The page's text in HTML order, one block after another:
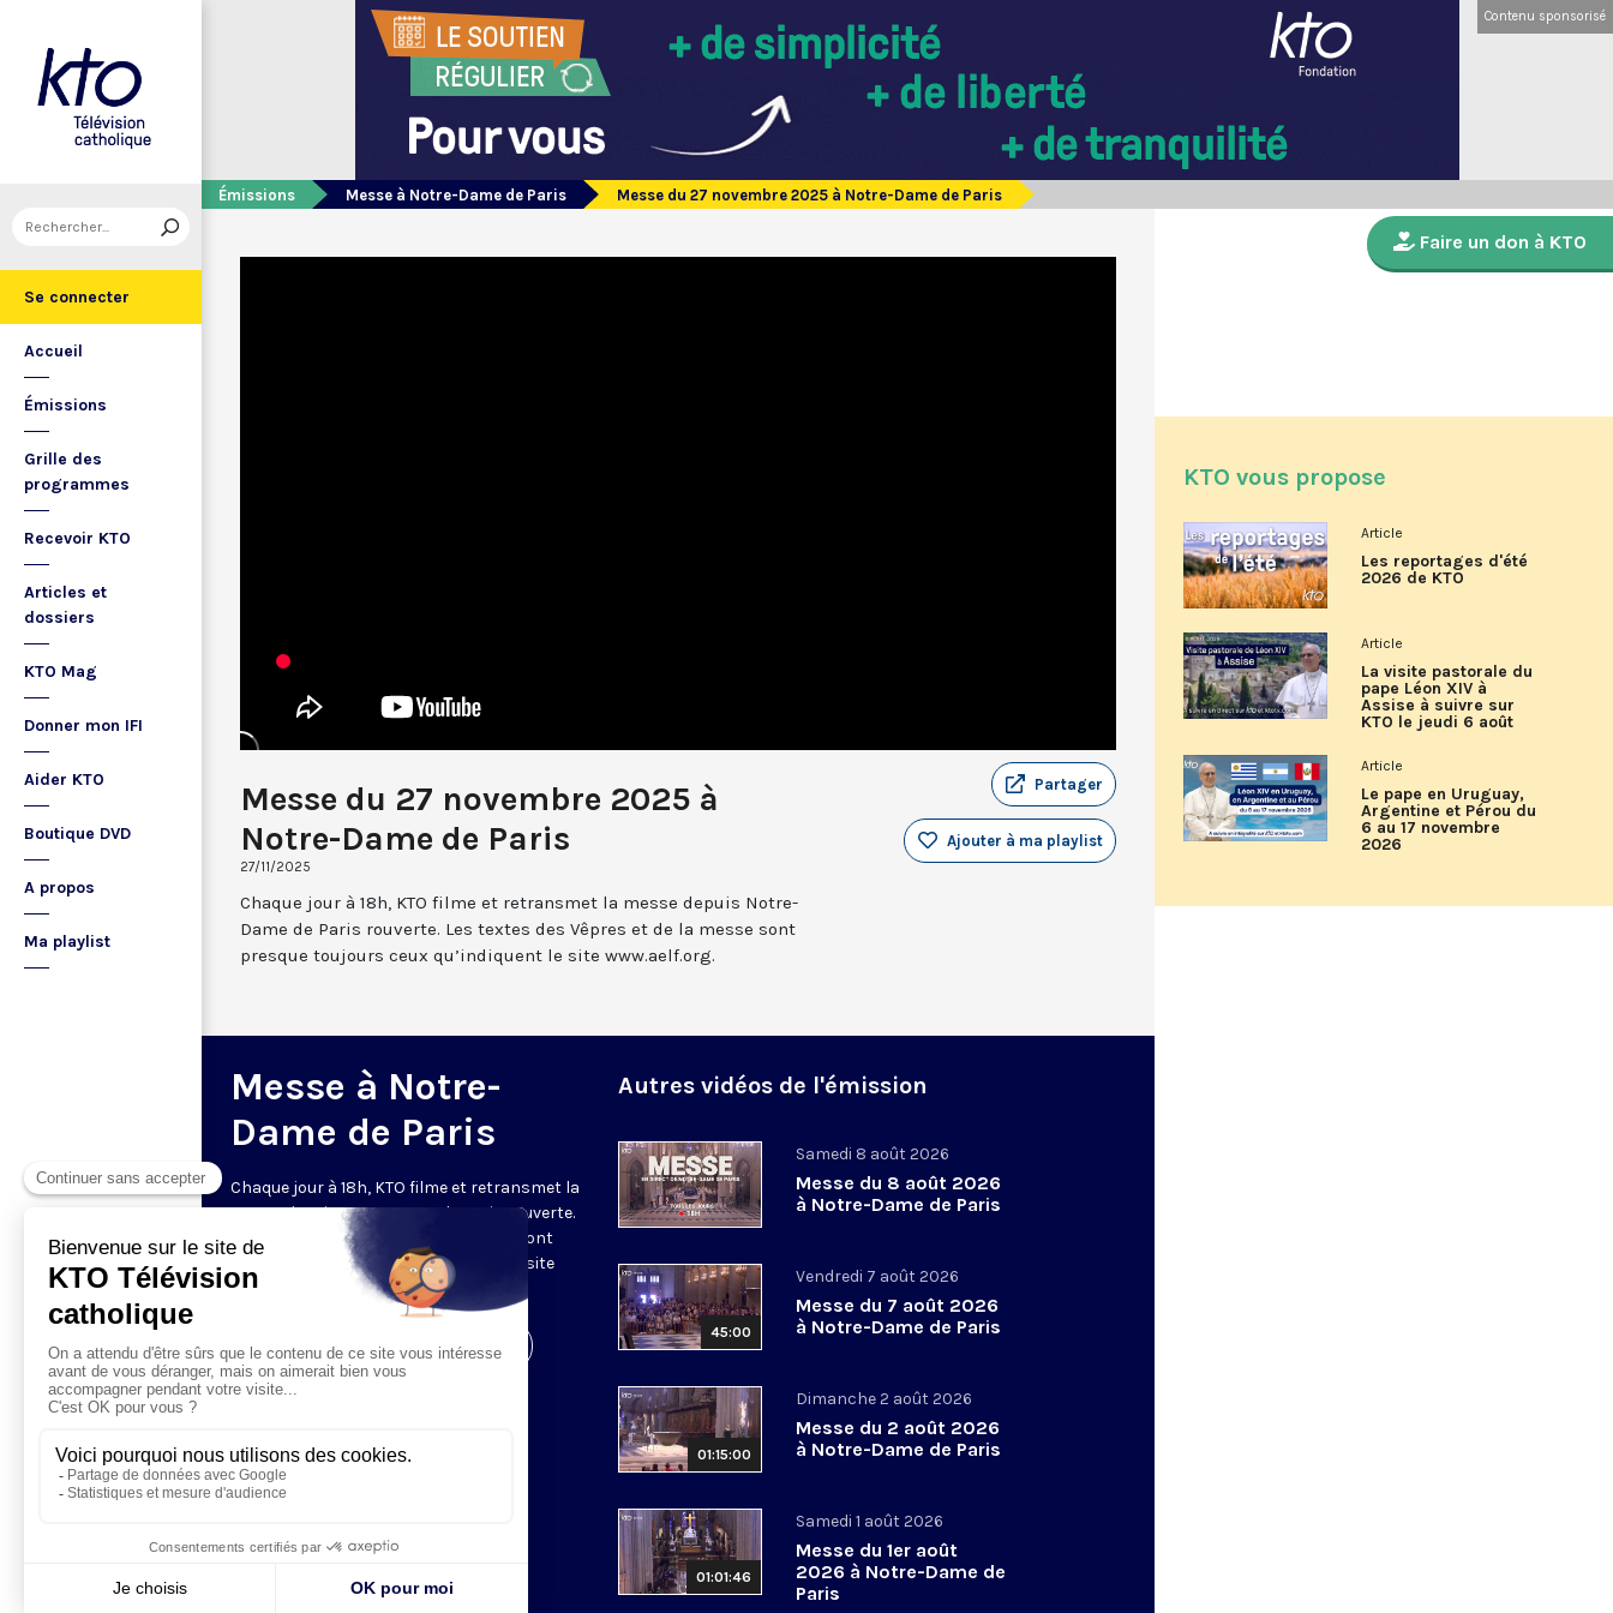
Se connecter
Accueil
Émissions
Grille des
programmes
Recevoir KTO
Articles et
dossiers
KTO Mag
Donner mon IFI
Aider KTO
Boutique DVD
A propos
Ma playlist
Contenu sponsorisé
Émissions Messe à Notre-Dame de Paris Messe du 27 novembre 2025 à Notre-Dame de Paris
Messe du 27 novembre 2025 à
Notre-Dame de Paris
27/11/2025
Partager
Ajouter à ma playlist
Chaque jour à 18h, KTO filme et retransmet la messe depuis Notre-
Dame de Paris rouverte. Les textes des Vêpres et de la messe sont
presque toujours ceux qu’indiquent le site www.aelf.org.
Messe à Notre-
Dame de Paris
Chaque jour à 18h, KTO filme et retransmet la
messe depuis Notre-Dame de Paris rouverte.
Les textes des Vêpres et de la messe sont
presque toujours ceux qu’indiquent le site
www.aelf.org
Visiter la page de l'émission
Autres vidéos de l'émission
Samedi 8 août 2026
Messe du 8 août 2026
à Notre-Dame de Paris
45:00
Vendredi 7 août 2026
Messe du 7 août 2026
à Notre-Dame de Paris
01:15:00
Dimanche 2 août 2026
Messe du 2 août 2026
à Notre-Dame de Paris
01:01:46
Samedi 1 août 2026
Messe du 1er août
2026 à Notre-Dame de
Paris
Faire un don à KTO
KTO vous propose
Article
Les reportages d'été
2026 de KTO
Article
La visite pastorale du
pape Léon XIV à
Assise à suivre sur
KTO le jeudi 6 août
Article
Le pape en Uruguay,
Argentine et Pérou du
6 au 17 novembre
2026